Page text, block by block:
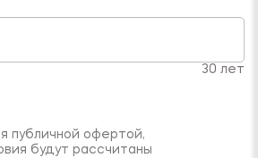
30 лет
публичной офертой,
будут рассчитаны